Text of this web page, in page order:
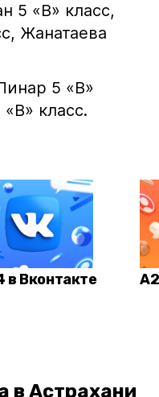
5 «В» класс,
Жанатаева
5 «В»
класс.
в Вконтакте
в Астрахани